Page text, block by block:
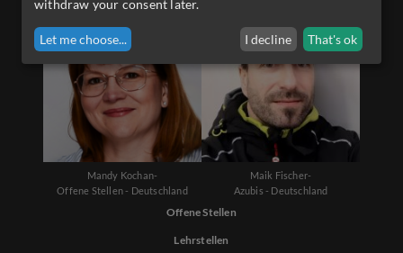
Offene Stellen
Lehrstellen
Mandy Kochan-
Offene Stellen - Deutschland
Maik Fischer-
Azubis - Deutschland
withdraw your consent later.
Let me choose... I decline That's ok